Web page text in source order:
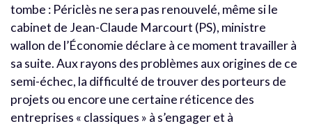
tombe : Périclès ne sera pas renouvelé, même si le
cabinet de Jean-Claude Marcourt (PS), ministre
wallon de l’Économie déclare à ce moment travailler à
sa suite. Aux rayons des problèmes aux origines de ce
semi-échec, la difficulté de trouver des porteurs de
projets ou encore une certaine réticence des
entreprises « classiques » à s’engager et à